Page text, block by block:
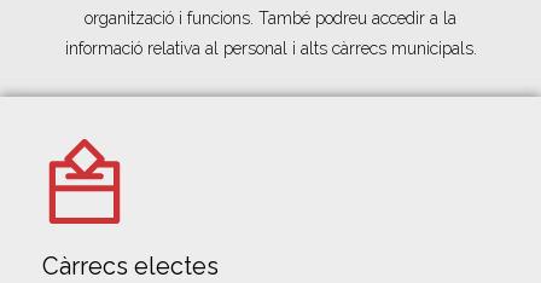
organització i funcions. També podreu accedir a la
informació relativa al personal i alts càrrecs municipals.
Càrrecs electes